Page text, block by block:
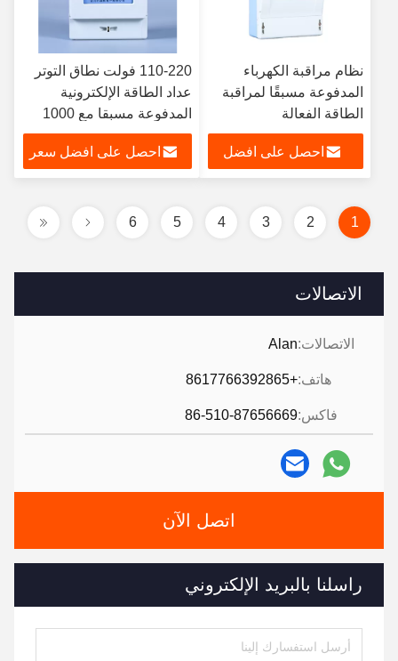
الاتصالات
الاتصالات:Alan
هاتف:+8617766392865
فاكس:86-510-87656669
اتصل الآن
راسلنا بالبريد الإلكتروني
نظام مراقبة الكهرباء
المدفوعة مسبقًا لمراقبة
الطاقة الفعالة
احصل على افضل
110-220 فولت نطاق التوتر
عداد الطاقة الإلكترونية
المدفوعة مسبقا مع 1000
كيلوواط ساعة تخزين البيانات
ودقة الفئة 1.0احصل على افضل سعر
1
2
3
4
5
6